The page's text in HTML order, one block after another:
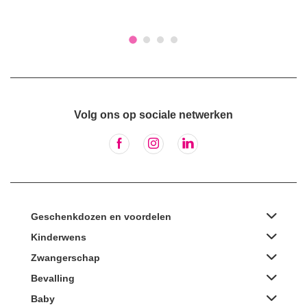
Volg ons op sociale netwerken
Geschenkdozen en voordelen
Kinderwens
Zwangerschap
Bevalling
Baby